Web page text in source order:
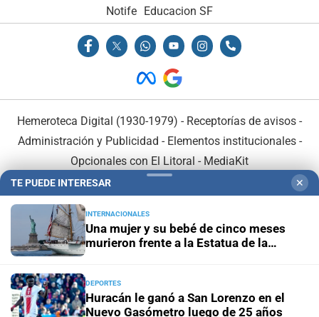
Notife
Educacion SF
Hemeroteca Digital (1930-1979) - Receptorías de avisos -
Administración y Publicidad - Elementos institucionales-
Opcionales con El Litoral - MediaKit
En Asociación con:
TE PUEDE INTERESAR ✕
INTERNACIONALES
Una mujer y su bebé de cinco meses
murieron frente a la Estatua de la
DEPORTES
Huracán le ganó a San Lorenzo en el
Nuevo Gasómetro luego de 25 años